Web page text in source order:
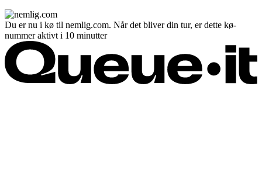
Du er nu i kø til nemlig.com. Når det bliver din tur, er dette kø-
nummer aktivt i 10 minutter